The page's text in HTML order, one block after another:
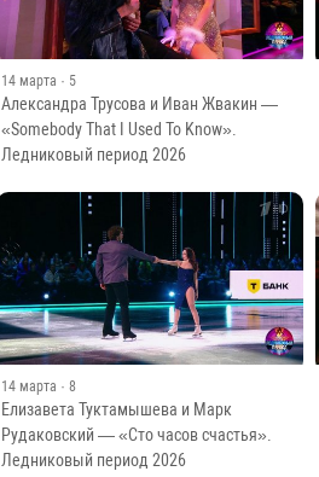
14 марта · 5
Александра Трусова и Иван Жвакин —
«Somebody That I Used To Know».
Ледниковый период 2026
14 марта · 8
Елизавета Туктамышева и Марк
Рудаковский — «Сто часов счастья».
Ледниковый период 2026